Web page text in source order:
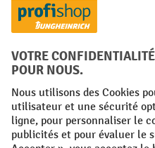
polyuréthane (PE) résistant,
déplacer silencieusement et
traces d’usure.
1. Exploiter
d’une autolaveuse